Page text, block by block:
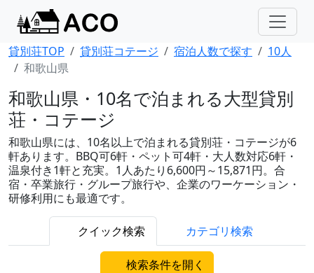
貸別荘TOP 貸別荘コテージ 宿泊人数で探す
10人
和歌山県
和歌山県・10名で泊まれる大型貸別
荘・コテージ
和歌山県には、10名以上で泊まれる貸別荘・コテージが6
軒あります。BBQ可6軒・ペット可4軒・大人数対応6軒・
温泉付き1軒と充実。1人あたり6,600円～15,871円。合
宿・卒業旅行・グループ旅行や、企業のワーケーション・
研修利用にも最適です。
クイック検索 カテゴリ検索
検索条件を開く